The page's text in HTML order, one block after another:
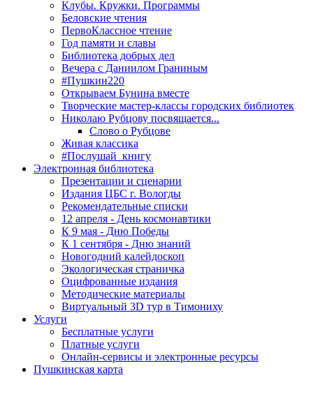
Клубы. Кружки. Программы
Беловские чтения
ПервоКлассное чтение
Год памяти и славы
Библиотека добрых дел
Вечера с Даниилом Граниным
#Пушкин220
Открываем Бунина вместе
Творческие мастер-классы городских библиотек
Николаю Рубцову посвящается...
Слово о Рубцове
Живая классика
#Послушай_книгу
Электронная библиотека
Презентации и сценарии
Издания ЦБС г. Вологды
Рекомендательные списки
12 апреля - День космонавтики
К 9 мая - Дню Победы
К 1 сентября - Дню знаний
Новогодний калейдоскоп
Экологическая страничка
Оцифрованные издания
Методические материалы
Виртуальный 3D тур в Тимониху
Услуги
Бесплатные услуги
Платные услуги
Онлайн-сервисы и электронные ресурсы
Пушкинская карта